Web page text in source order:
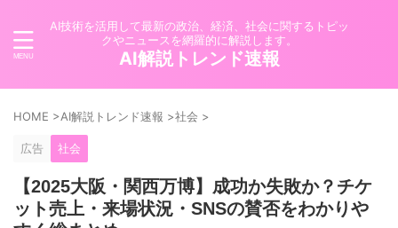
AI技術を活用して最新の政治、経済、社会に関するトピッ
クやニュースを網羅的に解説します。
AI解説トレンド速報
HOME >AI解説トレンド速報 >社会 >
広告 社会
【2025大阪・関西万博】成功か失敗か？チケ
ット売上・来場状況・SNSの賛否をわかりや